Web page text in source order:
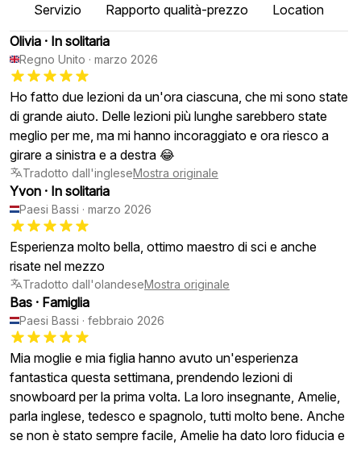
Servizio Rapporto qualità-prezzo
Location
Olivia · In solitaria
Regno Unito · marzo 2026
Ho fatto due lezioni da un'ora ciascuna, che mi sono state
di grande aiuto. Delle lezioni più lunghe sarebbero state
meglio per me, ma mi hanno incoraggiato e ora riesco a
girare a sinistra e a destra 😂
Tradotto dall'ingleseMostra originale
Yvon · In solitaria
Paesi Bassi · marzo 2026
Esperienza molto bella, ottimo maestro di sci e anche
risate nel mezzo
Tradotto dall'olandeseMostra originale
Bas · Famiglia
Paesi Bassi · febbraio 2026
Mia moglie e mia figlia hanno avuto un'esperienza
fantastica questa settimana, prendendo lezioni di
snowboard per la prima volta. La loro insegnante, Amelie,
parla inglese, tedesco e spagnolo, tutti molto bene. Anche
se non è stato sempre facile, Amelie ha dato loro fiducia e